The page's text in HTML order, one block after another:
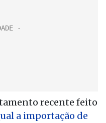
recente feito
a importação de